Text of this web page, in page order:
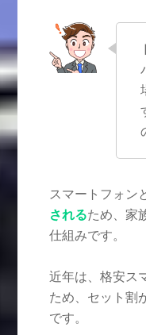
スマートフォン
されるため、家
仕組みです。
近年は、格安ス
ため、セット割
です。